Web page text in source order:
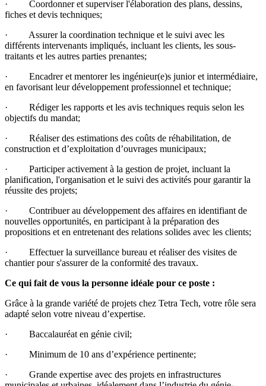
· Coordonner et superviser l'élaboration des plans, dessins,
fiches et devis techniques;
· Assurer la coordination technique et le suivi avec les
différents intervenants impliqués, incluant les clients, les sous-
traitants et les autres parties prenantes;
· Encadrer et mentorer les ingénieur(e)s junior et intermédiaire,
en favorisant leur développement professionnel et technique;
· Rédiger les rapports et les avis techniques requis selon les
objectifs du mandat;
· Réaliser des estimations des coûts de réhabilitation, de
construction et d’exploitation d’ouvrages municipaux;
· Participer activement à la gestion de projet, incluant la
planification, l'organisation et le suivi des activités pour garantir la
réussite des projets;
· Contribuer au développement des affaires en identifiant de
nouvelles opportunités, en participant à la préparation des
propositions et en entretenant des relations solides avec les clients;
· Effectuer la surveillance bureau et réaliser des visites de
chantier pour s'assurer de la conformité des travaux.
Ce qui fait de vous la personne idéale pour ce poste :
Grâce à la grande variété de projets chez Tetra Tech, votre rôle sera
adapté selon votre niveau d’expertise.
· Baccalauréat en génie civil;
· Minimum de 10 ans d’expérience pertinente;
· Grande expertise avec des projets en infrastructures